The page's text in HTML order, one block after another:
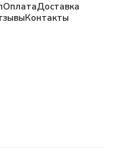
ОплатаДоставка
Контакты